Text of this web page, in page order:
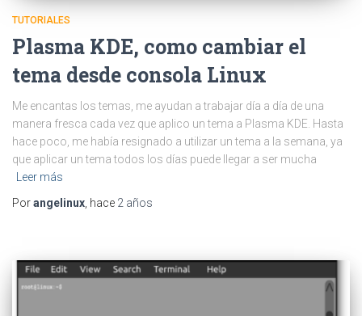
TUTORIALES
Plasma KDE, como cambiar el
tema desde consola Linux
Me encantas los temas, me ayudan a trabajar día a día de una
manera fresca cada vez que aplico un tema a Plasma KDE. Hasta
hace poco, me había resignado a utilizar un tema a la semana, ya
que aplicar un tema todos los días puede llegar a ser mucha
Leer más
Porangelinux , hace 2 años